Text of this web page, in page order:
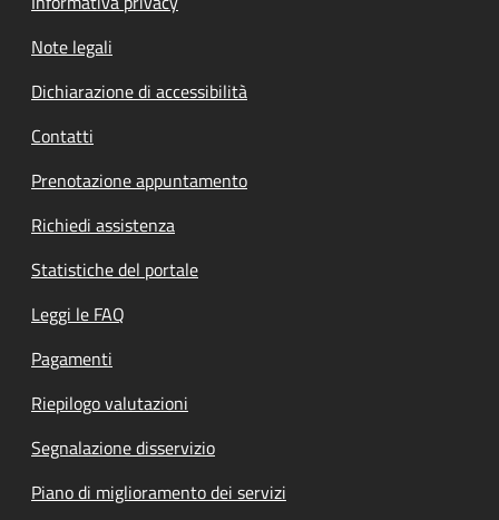
Note legali
Dichiarazione di accessibilità
Contatti
Prenotazione appuntamento
Richiedi assistenza
Statistiche del portale
Leggi le FAQ
Pagamenti
Riepilogo valutazioni
Segnalazione disservizio
Piano di miglioramento dei servizi